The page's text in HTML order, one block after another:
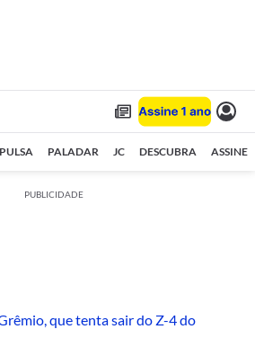
PULSA PALADAR JC DESCUBRA ASSINE
PUBLICIDADE